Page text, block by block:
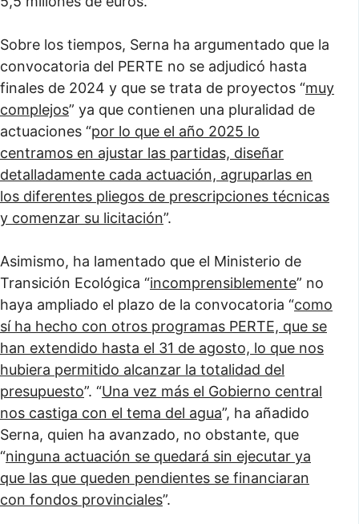
Sobre los tiempos, Serna ha argumentado que la
convocatoria del PERTE no se adjudicó hasta
finales de 2024 y que se trata de proyectos “muy
complejos” ya que contienen una pluralidad de
actuaciones “por lo que el año 2025 lo
centramos en ajustar las partidas, diseñar
detalladamente cada actuación, agruparlas en
los diferentes pliegos de prescripciones técnicas
y comenzar su licitación”.
Asimismo, ha lamentado que el Ministerio de
Transición Ecológica “incomprensiblemente” no
haya ampliado el plazo de la convocatoria “como
sí ha hecho con otros programas PERTE, que se
han extendido hasta el 31 de agosto, lo que nos
hubiera permitido alcanzar la totalidad del
presupuesto”. “Una vez más el Gobierno central
nos castiga con el tema del agua”, ha añadido
Serna, quien ha avanzado, no obstante, que
“ninguna actuación se quedará sin ejecutar ya
que las que queden pendientes se financiaran
con fondos provinciales”.